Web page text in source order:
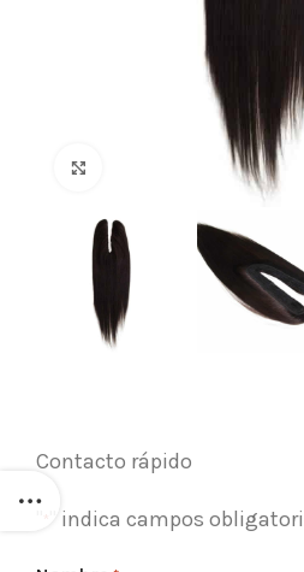
Click para agrandar
Contacto rápido
" indica campos